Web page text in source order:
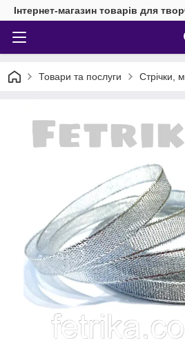
Інтернет-магазин товарів для
Товари та послуги Стрічки,